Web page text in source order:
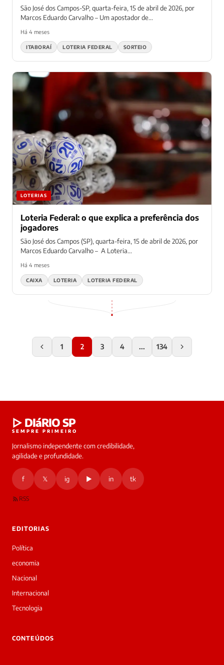
São José dos Campos-SP, quarta-feira, 15 de abril de 2026, por
Marcos Eduardo Carvalho – Um apostador de...
Há 4 meses
ITABORAÍ LOTERIA FEDERAL SORTEIO
LOTERIAS
Loteria Federal: o que explica a preferência dos
jogadores
São José dos Campos (SP), quarta-feira, 15 de abril de 2026, por
Marcos Eduardo Carvalho – A Loteria...
Há 4 meses
CAIXA LOTERIA LOTERIA FEDERAL
1 2 3 4 ... 134
▷ DIáRIO SP
SEMPRE PRIMEIRO
Jornalismo independente com credibilidade,
agilidade e profundidade.
f 𝕏 ig ▶ in tk
RSS
EDITORIAS
Política
economia
Nacional
Internacional
Tecnologia
CONTEÚDOS